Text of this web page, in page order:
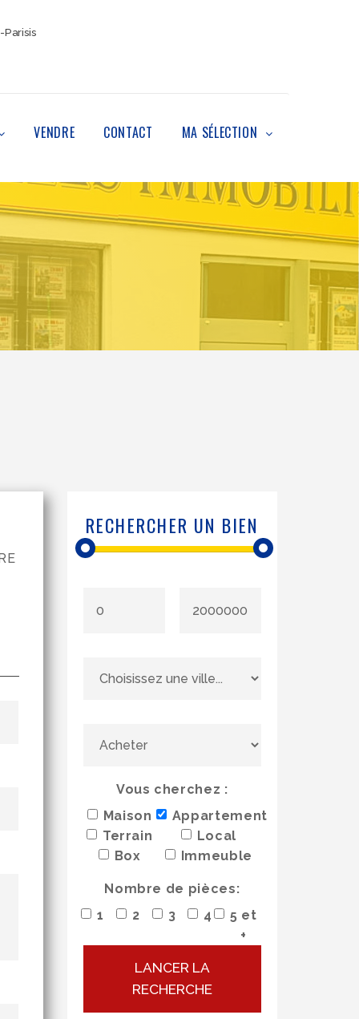
Parisis
VENDRE CONTACT MA SÉLECTION
RECHERCHER UN BIEN
Vous cherchez :
Maison
Appartement
Terrain
Local
Box
Immeuble
Nombre de pièces:
1
2 3 4
5 et
+
LANCER LA
RECHERCHE